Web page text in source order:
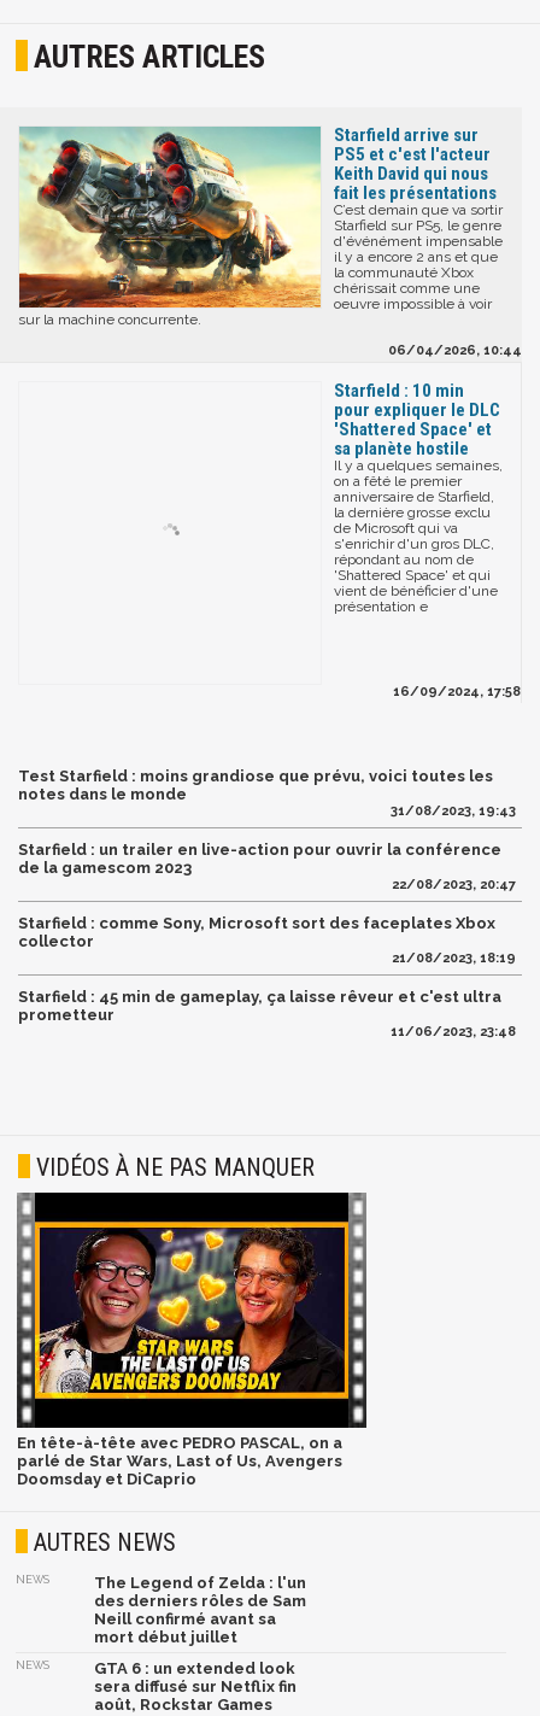
AUTRES ARTICLES
Starfield arrive sur
PS5 et c'est l'acteur
Keith David qui nous
fait les présentations
C’est demain que va sortir
Starfield sur PS5, le genre
d'événément impensable
il y a encore 2 ans et que
la communauté Xbox
chérissait comme une
oeuvre impossible à voir
sur la machine concurrente.
06/04/2026, 10:44
Starfield : 10 min
pour expliquer le DLC
'Shattered Space' et
sa planète hostile
Il y a quelques semaines,
on a fêté le premier
anniversaire de Starfield,
la dernière grosse exclu
de Microsoft qui va
s'enrichir d'un gros DLC,
répondant au nom de
'Shattered Space' et qui
vient de bénéficier d'une
présentation e
16/09/2024, 17:58
Test Starfield : moins grandiose que prévu, voici toutes les
notes dans le monde
31/08/2023, 19:43
Starfield : un trailer en live-action pour ouvrir la conférence
de la gamescom 2023
22/08/2023, 20:47
Starfield : comme Sony, Microsoft sort des faceplates Xbox
collector
21/08/2023, 18:19
Starfield : 45 min de gameplay, ça laisse rêveur et c'est ultra
prometteur
11/06/2023, 23:48
VIDÉOS À NE PAS MANQUER
En tête-à-tête avec PEDRO PASCAL, on a
parlé de Star Wars, Last of Us, Avengers
Doomsday et DiCaprio
AUTRES NEWS
NEWS
The Legend of Zelda : l'un
des derniers rôles de Sam
Neill confirmé avant sa
mort début juillet
NEWS
GTA 6 : un extended look
sera diffusé sur Netflix fin
août, Rockstar Games